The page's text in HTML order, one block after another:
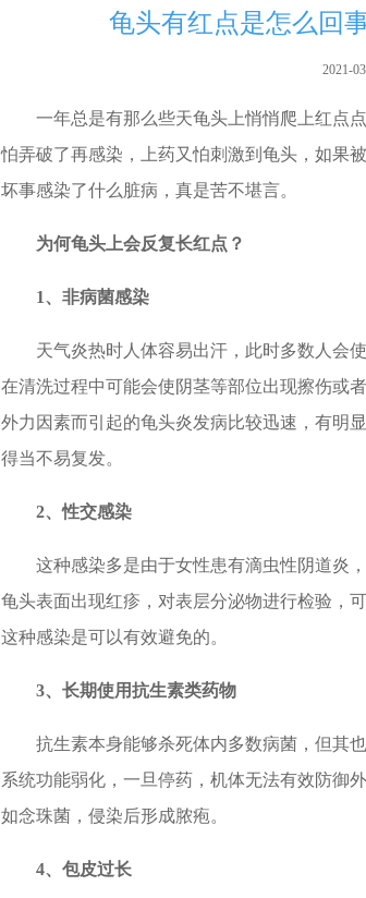
龟头有红点是怎么回
2021-
一年总是有那么些天龟头上悄悄爬上红点
怕弄破了再感染，上药又怕刺激到龟头，如果
坏事感染了什么脏病，真是苦不堪言。
为何龟头上会反复长红点？
1、非病菌感染
天气炎热时人体容易出汗，此时多数人会
在清洗过程中可能会使阴茎等部位出现擦伤或
外力因素而引起的龟头炎发病比较迅速，有明
得当不易复发。
2、性交感染
这种感染多是由于女性患有滴虫性阴道炎
龟头表面出现红疹，对表层分泌物进行检验，
这种感染是可以有效避免的。
3、长期使用抗生素类药物
抗生素本身能够杀死体内多数病菌，但其
系统功能弱化，一旦停药，机体无法有效防御
如念珠菌，侵染后形成脓疱。
4、包皮过长